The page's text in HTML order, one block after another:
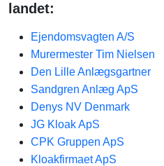
landet:
Ejendomsvagten A/S
Murermester Tim Nielsen
Den Lille Anlægsgartner
Sandgren Anlæg ApS
Denys NV Denmark
JG Kloak ApS
CPK Gruppen ApS
Kloakfirmaet ApS